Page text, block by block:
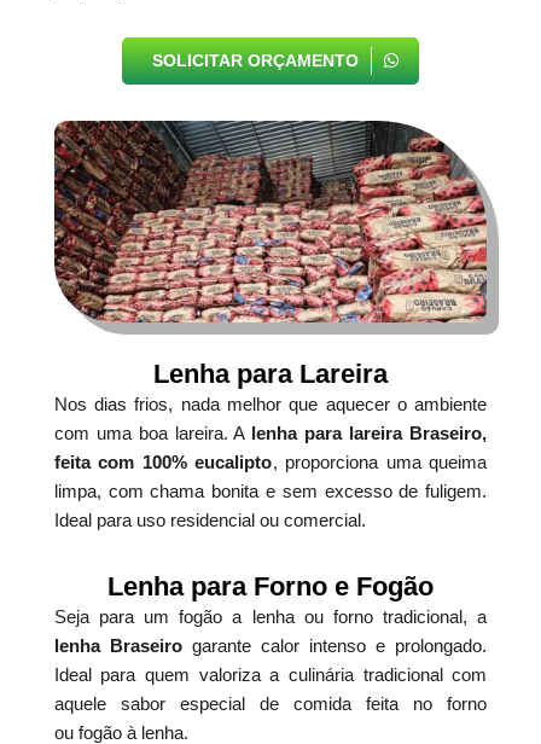
SOLICITAR ORÇAMENTO
Lenha para Lareira
Nos dias frios, nada melhor que aquecer o ambiente
com uma boa lareira. A lenha para lareira Braseiro,
feita com 100% eucalipto, proporciona uma queima
limpa, com chama bonita e sem excesso de fuligem.
Ideal para uso residencial ou comercial.
Lenha para Forno e Fogão
Seja para um fogão a lenha ou forno tradicional, a
lenha Braseirogarante calor intenso e prolongado.
Ideal para quem valoriza a culinária tradicional com
aquele sabor especial de comida feita no forno
ou fogão à lenha.